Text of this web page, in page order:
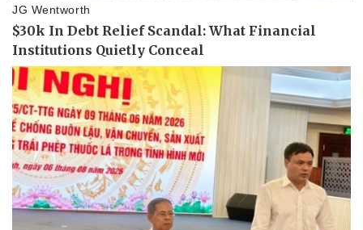
Pháp luật
Quân sự - Quốc phòng
Vũ khí